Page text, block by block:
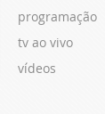
programação
tv ao vivo
vídeos